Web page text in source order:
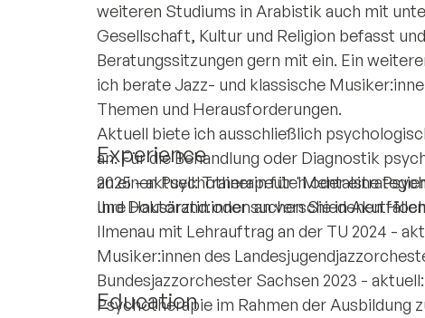
weiteren Studiums in Arabistik auch mit
Gesellschaft, Kultur und Religion befasst
Beratungssitzungen gern mit ein. Ein
ich berate Jazz- und klassische
Themen und Herausforderungen.
Aktuell biete ich ausschließlich
an. Für die Behandlung oder Diagnostik
an einen Psychotherapeuten oder eine
Ihre Hausärztin oder suchen Sie in
Experience
2025 - aktuell: Trainerin für
und Doktorand:innen an verschiedenen
Ilmenau mit Lehrauftrag an der TU 2024 -
Musiker:innen des
Bundesjazzorchester Sachsen 2023 -
Psychotherapie im Rahmen der
Education